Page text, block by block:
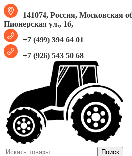
141074, Россия, Московская
Пионерская ул., 1б,
+7 (499) 394 64 01
+7 (926) 543 50 68
Поиск